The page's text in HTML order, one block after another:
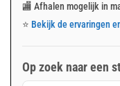
🏬 Afhalen mogelijk in
⭐ Bekijk de ervaringen
Op zoek naar een